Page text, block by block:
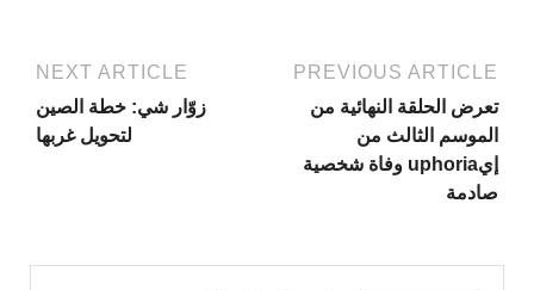
PREVIOUS ARTICLE
تعرض الحلقة النهائية من
الموسم الثالث من
إيuphoria وفاة شخصية
صادمة
NEXT ARTICLE
زوّار شي: خطة الصين
لتحويل غربها